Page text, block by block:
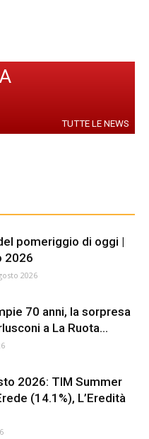
TUTTE LE NEWS
pomeriggio di oggi |
2026
2026
70 anni, la sorpresa
a La Ruota...
2026: TIM Summer
(14.1%), L’Eredità